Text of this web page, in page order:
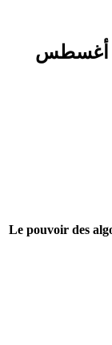
الجمعة 07 أغسطس
Le pouvoir des